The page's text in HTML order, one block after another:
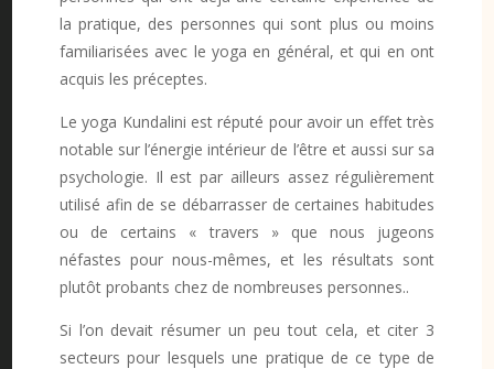
la pratique, des personnes qui sont plus ou moins
familiarisées avec le yoga en général, et qui en ont
acquis les préceptes.
Le yoga Kundalini est réputé pour avoir un effet très
notable sur l’énergie intérieur de l’être et aussi sur sa
psychologie. Il est par ailleurs assez régulièrement
utilisé afin de se débarrasser de certaines habitudes
ou de certains « travers » que nous jugeons
néfastes pour nous-mêmes, et les résultats sont
plutôt probants chez de nombreuses personnes..
Si l’on devait résumer un peu tout cela, et citer 3
secteurs pour lesquels une pratique de ce type de